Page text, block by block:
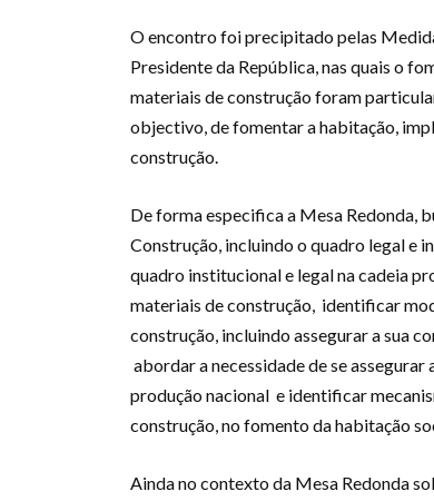
O encontro foi precipitado pelas
Presidente da República, nas quais o
materiais de construção foram
objectivo, de fomentar a habitação,
construção.
De forma especifica a Mesa Redonda,
Construção, incluindo o quadro legal e
quadro institucional e legal na cadeia
materiais de construção, identificar
construção, incluindo assegurar a sua
abordar a necessidade de se
produção nacional e identificar
construção, no fomento da habitação
Ainda no contexto da Mesa Redonda